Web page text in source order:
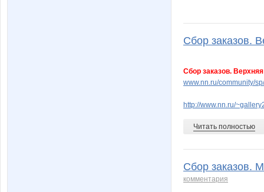
Сбор заказов.
Сбор заказов.
www.nn.ru/community/
http://www.nn.ru/
Читать полностью
Сбор заказов.
комментария